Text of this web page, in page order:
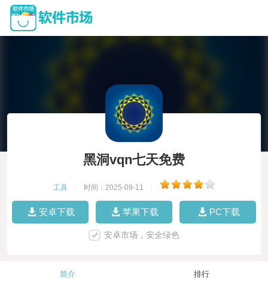
黑洞vqn七天免费
工具 时间：2025-09-11
安卓下载 苹果下载 PC下载
安卓市场，安全绿色
简介 排行